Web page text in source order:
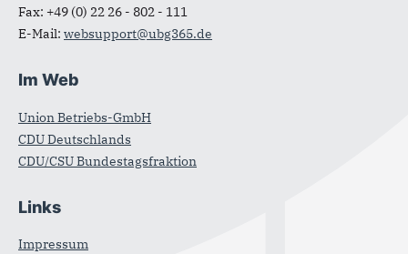
Fax: +49 (0) 22 26 - 802 - 111
E-Mail: websupport@ubg365.de
Im Web
Union Betriebs-GmbH
CDU Deutschlands
CDU/CSU Bundestagsfraktion
Links
Impressum